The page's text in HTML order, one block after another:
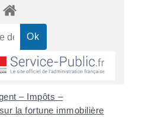
– Impôts –
la fortune immobilière